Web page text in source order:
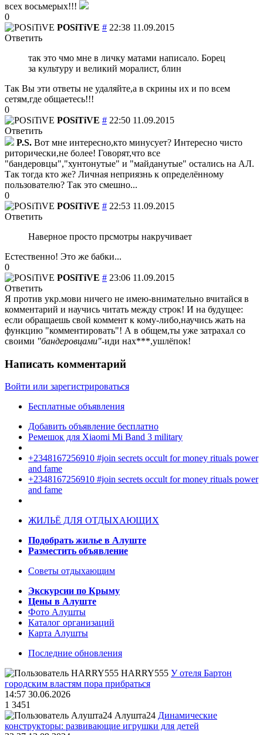
всех восьмерых!!!
0
POSiTiVE # 22:38 11.09.2015
Ответить
так это чмо мне в личку матами написало. Борец
за культуру и великий моралист, блин
Так Вы эти ответы не удаляйте,а в скрины их и по всем
сетям,где общаетесь!!!
0
POSiTiVE # 22:50 11.09.2015
Ответить
P.S. Вот мне интересно,кто минусует? Интересно чисто
риторически,не более! Говорят,что все
"бандеровцы","хунтонутые" и "майданутые" остались на АЛ.
Так тогда кто же? Личная неприязнь к определённому
пользователю? Так это смешно...
0
POSiTiVE # 22:53 11.09.2015
Ответить
Наверное просто прсмотры накручивает
Естественно! Это же бабки...
0
POSiTiVE # 23:06 11.09.2015
Ответить
Я против укр.мови ничего не имею-внимательно вчитайся в
комментарий и научись читать между строк! И на будущее:
если обращаешь свой коммент к кому-либо,научись жать на
функцию "комментировать"! А в общем,ты уже затрахал со
своими "бандеровцами"-иди нах***,ушлёпок!
Написать комментарий
Войти или зарегистрироваться
Бесплатные объявления
Добавить объявление бесплатно
Ремешок для Xiaomi Mi Band 3 military
+2348167256910 #join secrets occult for money rituals power
and fame
+2348167256910 #join secrets occult for money rituals power
and fame
ЖИЛЬЁ ДЛЯ ОТДЫХАЮЩИХ
Подобрать жилье в Алуште
Разместить объявление
Советы отдыхающим
Экскурсии по Крыму
Цены в Алуште
Фото Алушты
Каталог организаций
Карта Алушты
Последние обновления
HARRY555 У отеля Бартон
городским властям пора прибраться
14:57 30.06.2026
1 3451
Алушта24 Динамические
конструкторы: развивающие игрушки для детей